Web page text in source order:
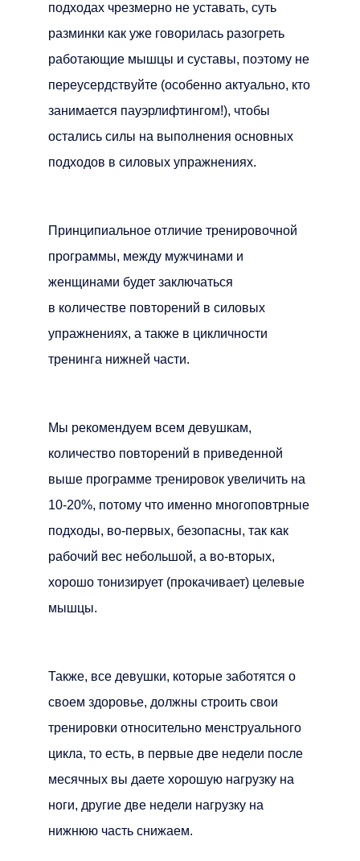
подходах чрезмерно не уставать, суть
разминки как уже говорилась разогреть
работающие мышцы и суставы, поэтому не
переусердствуйте (особенно актуально, кто
занимается пауэрлифтингом!), чтобы
остались силы на выполнения основных
подходов в силовых упражнениях.
Принципиальное отличие тренировочной
программы, между мужчинами и
женщинами будет заключаться
в количестве повторений в силовых
упражнениях, а также в цикличности
тренинга нижней части.
Мы рекомендуем всем девушкам,
количество повторений в приведенной
выше программе тренировок увеличить на
10-20%, потому что именно многоповтрные
подходы, во-первых, безопасны, так как
рабочий вес небольшой, а во-вторых,
хорошо тонизирует (прокачивает) целевые
мышцы.
Также, все девушки, которые заботятся о
своем здоровье, должны строить свои
тренировки относительно менструального
цикла, то есть, в первые две недели после
месячных вы даете хорошую нагрузку на
ноги, другие две недели нагрузку на
нижнюю часть снижаем.